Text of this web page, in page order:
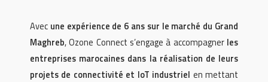
Avec une expérience de 6 ans sur le marché du Grand
Maghreb, Ozone Connect s’engage à accompagner les
entreprises marocaines dans la réalisation de leurs
projets de connectivité et IoT industriel en mettant